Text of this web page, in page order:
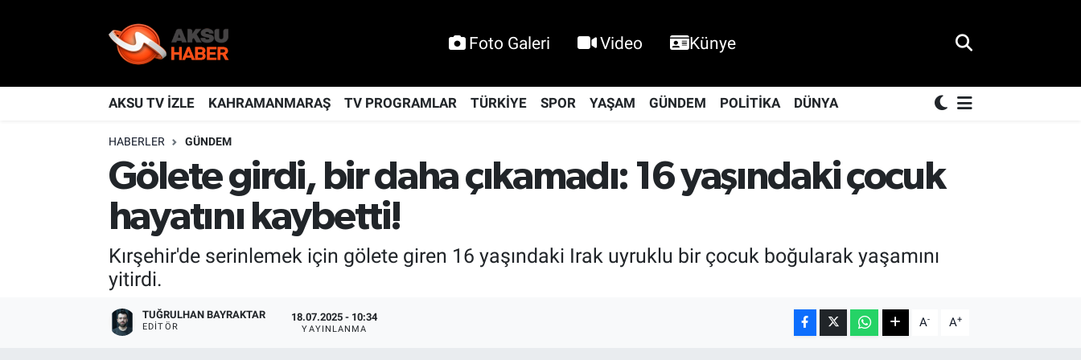
Foto Galeri Video Künye
AKSU TV İZLE KAHRAMANMARAŞ TV PROGRAMLAR TÜRKİYE SPOR YAŞAM GÜNDEM POLİTİKA DÜNYA
HABERLER GÜNDEM
Gölete girdi, bir daha çıkamadı: 16 yaşındaki çocuk
hayatını kaybetti!
Kırşehir'de serinlemek için gölete giren 16 yaşındaki Irak uyruklu bir çocuk boğularak yaşamını
yitirdi.
TUĞRULHAN BAYRAKTAR
EDITÖR
18.07.2025 - 10:34
YAYINLANMA A- A+
KAHRAMANMARAŞ
Nöbetçi Eczaneler
Hava Durumu
Kahramanmaraş Namaz Vakitleri
Trafik Durumu
TFF 2.Lig Kırmızı Grup Puan Durumu ve Fikstür
Tüm Manşetler
Son Dakika Haberleri